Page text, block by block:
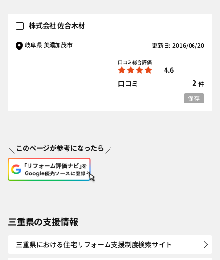
株式会社 佐合木材
岐阜県 美濃加茂市 更新日: 2016/06/20
口コミ総合評価
4.6
口コミ
2 件
保存
このページが参考になったら
三重県の支援情報
三重県における住宅リフォーム支援制度検索サイト